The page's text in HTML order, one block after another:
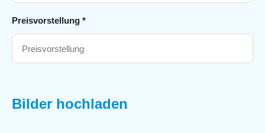
Preisvorstellung *
Bilder hochladen